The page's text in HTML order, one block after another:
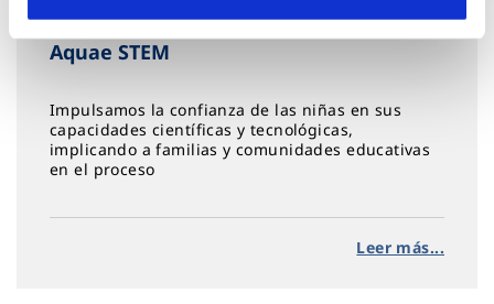
Aquae STEM
Impulsamos la confianza de las niñas en sus
capacidades científicas y tecnológicas,
implicando a familias y comunidades educativas
en el proceso
Leer más...